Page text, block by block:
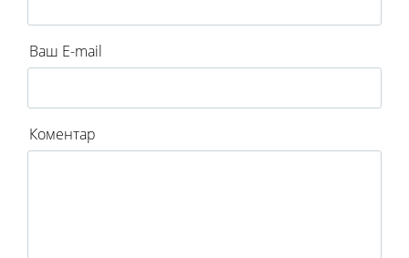
Ваш E-mail
Коментар